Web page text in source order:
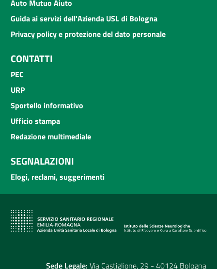
Auto Mutuo Aiuto
Guida ai servizi dell'Azienda USL di Bologna
Privacy policy e protezione del dato personale
CONTATTI
PEC
URP
Sportello informativo
Ufficio stampa
Redazione multimediale
SEGNALAZIONI
Elogi, reclami, suggerimenti
Sede Legale: Via Castiglione, 29 - 40124 Bologna